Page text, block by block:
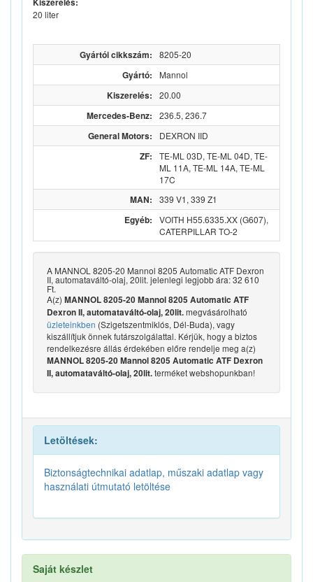
Kiszerelés:
20 liter
Gyártói cikkszám: 8205-20
Gyártó: Mannol
Kiszerelés: 20.00
Mercedes-Benz: 236.5, 236.7
General Motors: DEXRON IID
ZF:
TE-ML 03D, TE-ML 04D, TE-
ML 11A, TE-ML 14A, TE-ML
17C
MAN: 339 V1, 339 Z1
Egyéb:
VOITH H55.6335.XX (G607),
CATERPILLAR TO-2
A MANNOL 8205-20 Mannol 8205 Automatic ATF Dexron
II, automataváltó-olaj, 20lit. jelenlegi legjobb ára: 32 610
Ft.
A(z) MANNOL 8205-20 Mannol 8205 Automatic ATF
Dexron II, automataváltó-olaj, 20lit.megvásárolható
üzleteinkben (Szigetszentmiklós, Dél-Buda), vagy
kiszállítjuk önnek futárszolgálattal. Kérjük, hogy a biztos
rendelkezésre állás érdekében előre rendelje meg a(z)
MANNOL 8205-20 Mannol 8205 Automatic ATF Dexron
II, automataváltó-olaj, 20lit.terméket webshopunkban!
Letöltések:
Biztonságtechnikai adatlap, műszaki adatlap vagy
használati útmutató letöltése
Saját készlet